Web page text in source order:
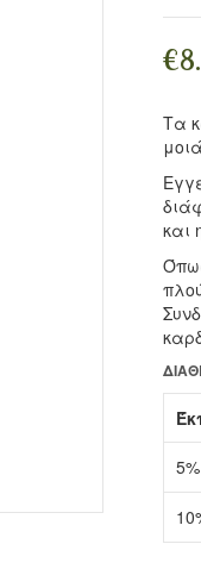
€
Τα
και